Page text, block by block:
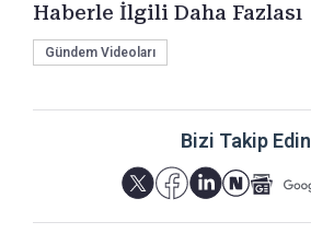
Haberle İlgili Daha Fazlası
Gündem Videoları
Bizi Takip Edin